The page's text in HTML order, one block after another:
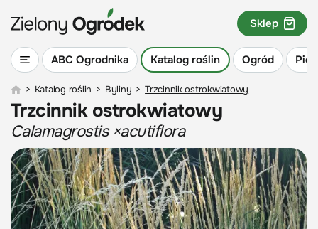
ABC Ogrodnika Katalog roślin Ogród
Sklep
> Katalog roślin > Byliny > Trzcinnik ostrokwiatowy
Trzcinnik ostrokwiatowy
Calamagrostis ×acutiflora